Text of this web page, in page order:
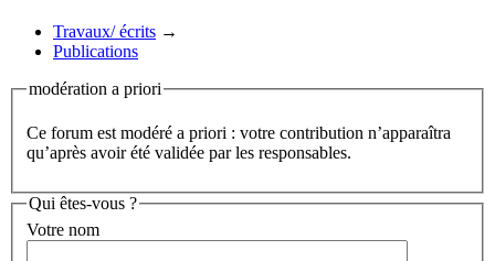
Travaux/ écrits →
Publications
modération a priori
Ce forum est modéré a priori : votre contribution n’apparaîtra
qu’après avoir été validée par les responsables.
Qui êtes-vous ?
Votre nom